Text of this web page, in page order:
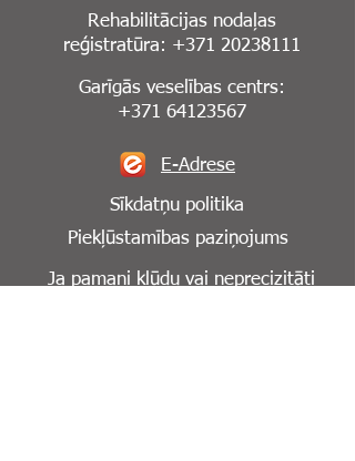
Rehabilitācijas nodaļas
reģistratūra: +371 20238111
Garīgās veselības centrs:
+371 64123567
E-Adrese
Sīkdatņu politika
Piekļūstamības paziņojums
Ja pamani kļūdu vai neprecizitāti